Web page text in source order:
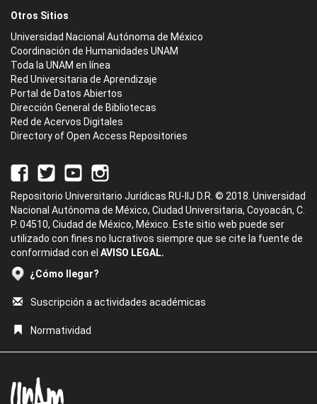
Otros Sitios
Universidad Nacional Autónoma de México
Coordinación de Humanidades UNAM
Toda la UNAM en línea
Red Universitaria de Aprendizaje
Portal de Datos Abiertos
Dirección General de Bibliotecas
Red de Acervos Digitales
Directory of Open Access Repositories
Repositorio Universitario Jurídicas RU-IIJ D.R. © 2018. Universidad
Nacional Autónoma de México, Ciudad Universitaria, Coyoacán, C.
P. 04510, Ciudad de México, México. Este sitio web puede ser
utilizado con fines no lucrativos siempre que se cite la fuente de
conformidad con el AVISO LEGAL.
¿Cómo llegar?
Suscripción a actividades académicas
Normatividad